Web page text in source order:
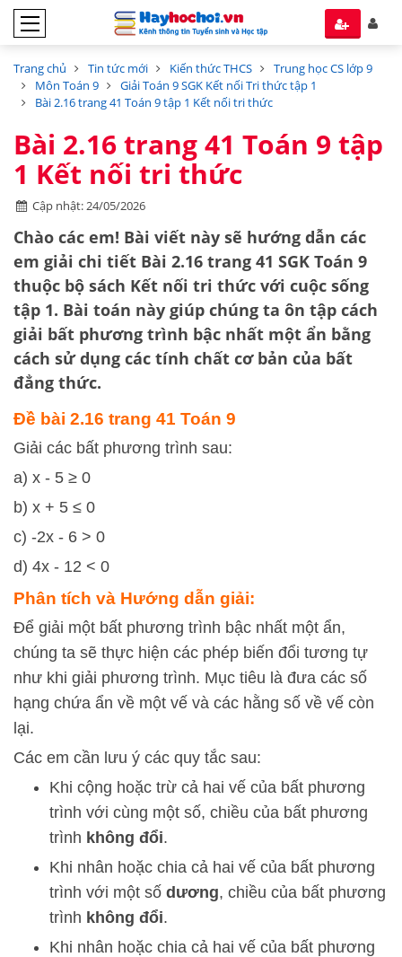
Trang chủ Tin tức mới Kiến thức THCS
Trung học CS lớp 9
Môn Toán 9
Giải Toán 9 SGK Kết nối Tri thức tập 1
Bài 2.16 trang 41 Toán 9 tập 1 Kết nối tri thức
Bài 2.16 trang 41 Toán 9 tập
1 Kết nối tri thức
Cập nhật: 24/05/2026
Chào các em! Bài viết này sẽ hướng dẫn các
em giải chi tiết Bài 2.16 trang 41 SGK Toán 9
thuộc bộ sách Kết nối tri thức với cuộc sống
tập 1. Bài toán này giúp chúng ta ôn tập cách
giải bất phương trình bậc nhất một ẩn bằng
cách sử dụng các tính chất cơ bản của bất
đẳng thức.
Đề bài 2.16 trang 41 Toán 9
Giải các bất phương trình sau:
a) x - 5 ≥ 0
b) x + 5 ≤ 0
c) -2x - 6 > 0
d) 4x - 12 < 0
Phân tích và Hướng dẫn giải:
Để giải một bất phương trình bậc nhất một ẩn,
chúng ta sẽ thực hiện các phép biến đổi tương tự
như khi giải phương trình. Mục tiêu là đưa các số
hạng chứa ẩn về một vế và các hằng số về vế còn
lại.
Các em cần lưu ý các quy tắc sau:
Khi cộng hoặc trừ cả hai vế của bất phương
trình với cùng một số, chiều của bất phương
trình không đổi.
Khi nhân hoặc chia cả hai vế của bất phương
trình với một số dương, chiều của bất phương
trình không đổi.
Khi nhân hoặc chia cả hai vế của bất phương